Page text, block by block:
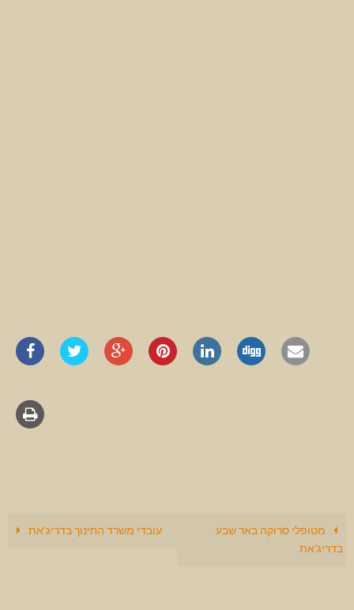
מטופלי סרוקה באר שבע
בדריג'את
עובדי משרד החינוך בדריג'את